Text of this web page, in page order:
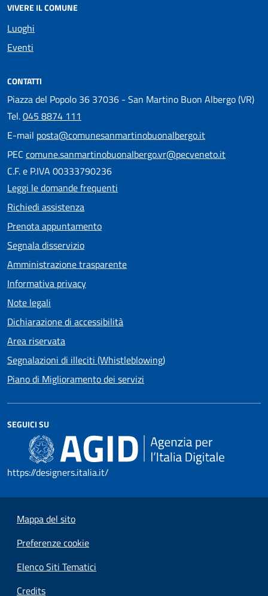
VIVERE IL COMUNE
Luoghi
Eventi
CONTATTI
Piazza del Popolo 36 37036 - San Martino Buon Albergo (VR)
Tel.045 8874 111
E-mail posta@comunesanmartinobuonalbergo.it
PEC comune.sanmartinobuonalbergo.vr@pecveneto.it
C.F. e P.IVA 00333790236
Leggi le domande frequenti
Richiedi assistenza
Prenota appuntamento
Segnala disservizio
Amministrazione trasparente
Informativa privacy
Note legali
Dichiarazione di accessibilità
Area riservata
Segnalazioni di illeciti (Whistleblowing)
Piano di Miglioramento dei servizi
SEGUICI SU
https://designers.italia.it/
Mappa del sito
Preferenze cookie
Elenco Siti Tematici
Credits